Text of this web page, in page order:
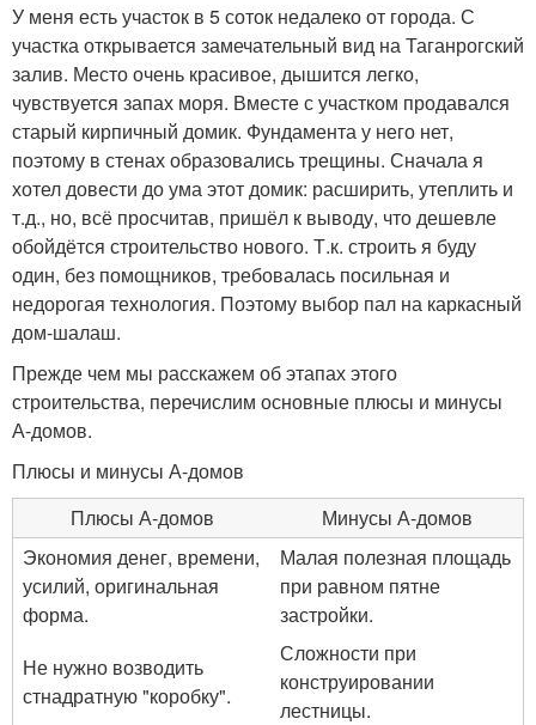
У меня есть участок в 5 соток недалеко от города. С
участка открывается замечательный вид на Таганрогский
залив. Место очень красивое, дышится легко,
чувствуется запах моря. Вместе с участком продавался
старый кирпичный домик. Фундамента у него нет,
поэтому в стенах образовались трещины. Сначала я
хотел довести до ума этот домик: расширить, утеплить и
т.д., но, всё просчитав, пришёл к выводу, что дешевле
обойдётся строительство нового. Т.к. строить я буду
один, без помощников, требовалась посильная и
недорогая технология. Поэтому выбор пал на каркасный
дом-шалаш.
Прежде чем мы расскажем об этапах этого
строительства, перечислим основные плюсы и минусы
А-домов.
Плюсы и минусы А-домов
Плюсы А-домов
Минусы А-домов
Экономия денег, времени,
усилий, оригинальная
форма.
Малая полезная площадь
при равном пятне
застройки.
Не нужно возводить
стнадратную "коробку".
Сложности при
конструировании
лестницы.